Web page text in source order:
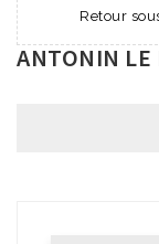
Retour
ANTONIN LE